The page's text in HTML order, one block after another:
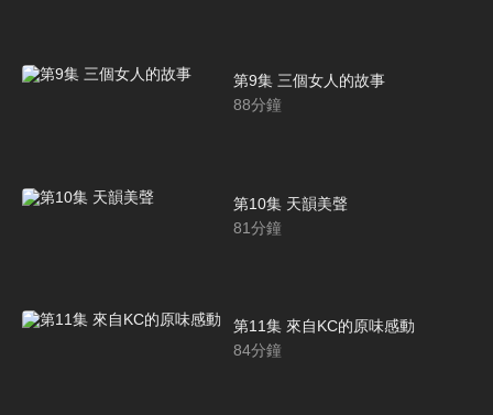
第9集 三個女人的故事
88分鐘
第10集 天韻美聲
81分鐘
第11集 來自KC的原味感動
84分鐘